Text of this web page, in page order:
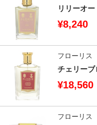
リリーオ
¥8,240
フローリス
チェリー
¥18,560
フローリス